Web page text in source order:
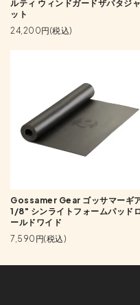
ルティ ウィンドガードザパタジ
ット
24,200円(税込)
Gossamer Gear ゴッサマーギ
1/8" シンライトフォームパッド
ールドワイド
7,590円(税込)